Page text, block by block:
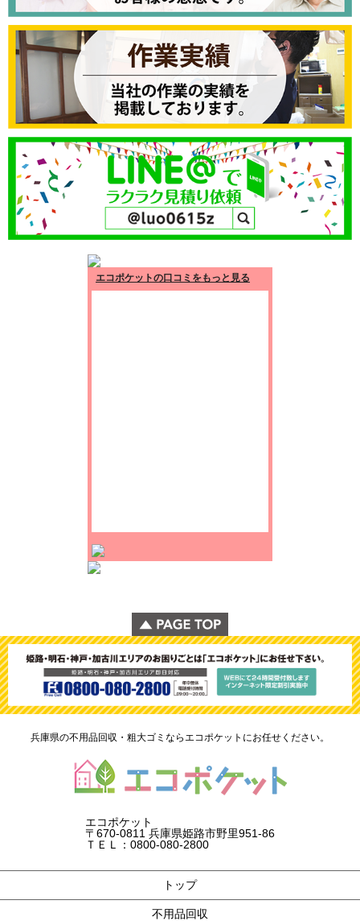
エコポケットの口コミをもっと見る
兵庫県の不用品回収・粗大ゴミならエコポケットにお任せください。
エコポケット
〒670-0811 兵庫県姫路市野里951-86
ＴＥＬ：0800-080-2800
トップ
不用品回収